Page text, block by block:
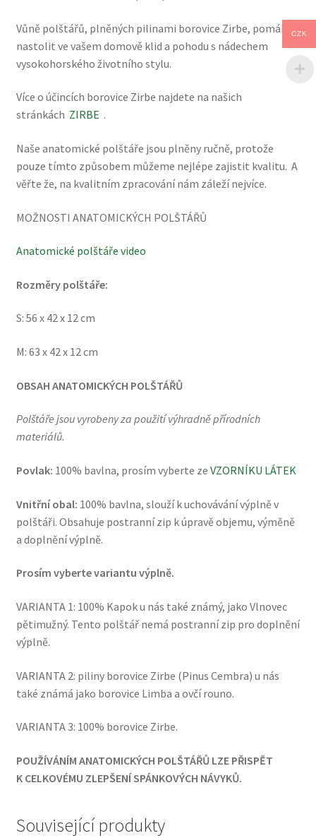
Vůně polštářů, plněných pilinami borovice Zirbe, pomáhá
nastolit ve vašem domově klid a pohodu s nádechem
vysokohorského životního stylu.
Více o účincích borovice Zirbe najdete na našich
stránkách ZIRBE .
Naše anatomické polštáře jsou plněny ručně, protože
pouze tímto způsobem můžeme nejlépe zajistit kvalitu. A
věřte že, na kvalitním zpracování nám záleží nejvíce.
MOŽNOSTI ANATOMICKÝCH POLŠTÁŘŮ
Anatomické polštáře video
Rozměry polštáře:
S: 56 x 42 x 12 cm
M: 63 x 42 x 12 cm
OBSAH ANATOMICKÝCH POLŠTÁŘŮ
Polštáře jsou vyrobeny za použití výhradně přírodních
materiálů.
Povlak: 100% bavlna, prosím vyberte ze VZORNÍKU LÁTEK
Vnitřní obal: 100% bavlna, slouží k uchovávání výplně v
polštáři. Obsahuje postranní zip k úpravě objemu, výměně
a doplnění výplně.
Prosím vyberte variantu výplně.
VARIANTA 1: 100% Kapok u nás také známý, jako Vlnovec
pětimužný. Tento polštář nemá postranní zip pro doplnění
výplně.
VARIANTA 2: piliny borovice Zirbe (Pinus Cembra) u nás
také známá jako borovice Limba a ovčí rouno.
VARIANTA 3: 100% borovice Zirbe.
POUŽÍVÁNÍM ANATOMICKÝCH POLŠTÁŘŮ LZE PŘISPĚT
K CELKOVÉMU ZLEPŠENÍ SPÁNKOVÝCH NÁVYKŮ.
Související produkty
CZK